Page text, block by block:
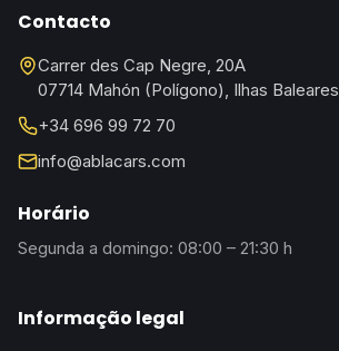
Contacto
Carrer des Cap Negre, 20A
07714 Mahón (Polígono), Ilhas Baleares
+34 696 99 72 70
info@ablacars.com
Horário
Segunda a domingo: 08:00 – 21:30 h
Informação legal